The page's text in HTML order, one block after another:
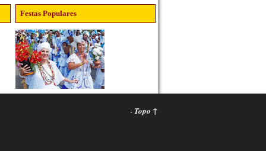
Festas Populares
- Topo ↑